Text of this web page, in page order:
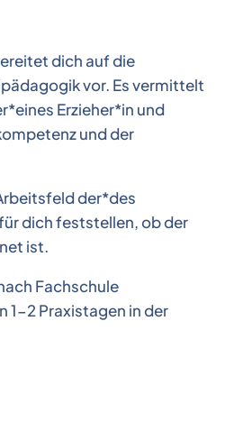
dich auf die
vor. Es vermittelt
Erzieher*in und
und der
der*des
dich feststellen, ob der
ist.
Fachschule
1-2 Praxistagen in der